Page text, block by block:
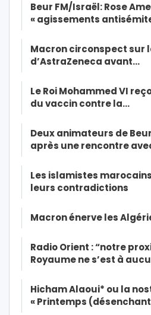
Beur FM/Israël: Rose
« agissements
Macron circonspect sur
d’AstraZeneca avant…
Le Roi Mohammed VI
du vaccin contre la…
Deux animateurs de
après une rencontre
Les islamistes
leurs contradictions
Macron énerve les
Radio Orient : “notre
Royaume ne s’est à
Hicham Alaoui* ou la
« Printemps